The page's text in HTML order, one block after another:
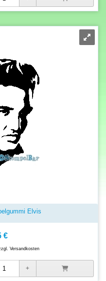
Elvis
€
Versandkosten